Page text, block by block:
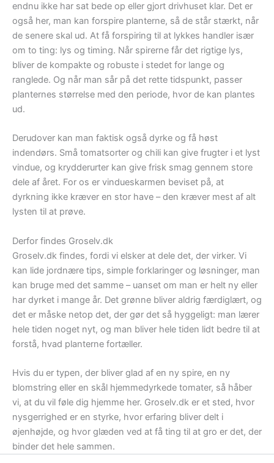
endnu ikke har sat bede op eller gjort drivhuset klar. Det er
også her, man kan forspire planterne, så de står stærkt, når
de senere skal ud. At få forspiring til at lykkes handler især
om to ting: lys og timing. Når spirerne får det rigtige lys,
bliver de kompakte og robuste i stedet for lange og
ranglede. Og når man sår på det rette tidspunkt, passer
planternes størrelse med den periode, hvor de kan plantes
ud.
Derudover kan man faktisk også dyrke og få høst
indendørs. Små tomatsorter og chili kan give frugter i et lyst
vindue, og krydderurter kan give frisk smag gennem store
dele af året. For os er vindueskarmen beviset på, at
dyrkning ikke kræver en stor have – den kræver mest af alt
lysten til at prøve.
Derfor findes Groselv.dk
Groselv.dk findes, fordi vi elsker at dele det, der virker. Vi
kan lide jordnære tips, simple forklaringer og løsninger, man
kan bruge med det samme – uanset om man er helt ny eller
har dyrket i mange år. Det grønne bliver aldrig færdiglært, og
det er måske netop det, der gør det så hyggeligt: man lærer
hele tiden noget nyt, og man bliver hele tiden lidt bedre til at
forstå, hvad planterne fortæller.
Hvis du er typen, der bliver glad af en ny spire, en ny
blomstring eller en skål hjemmedyrkede tomater, så håber
vi, at du vil føle dig hjemme her. Groselv.dk er et sted, hvor
nysgerrighed er en styrke, hvor erfaring bliver delt i
øjenhøjde, og hvor glæden ved at få ting til at gro er det, der
binder det hele sammen.